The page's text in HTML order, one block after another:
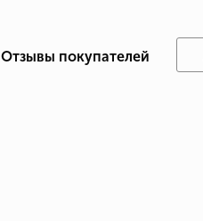
Отзывы покупателей